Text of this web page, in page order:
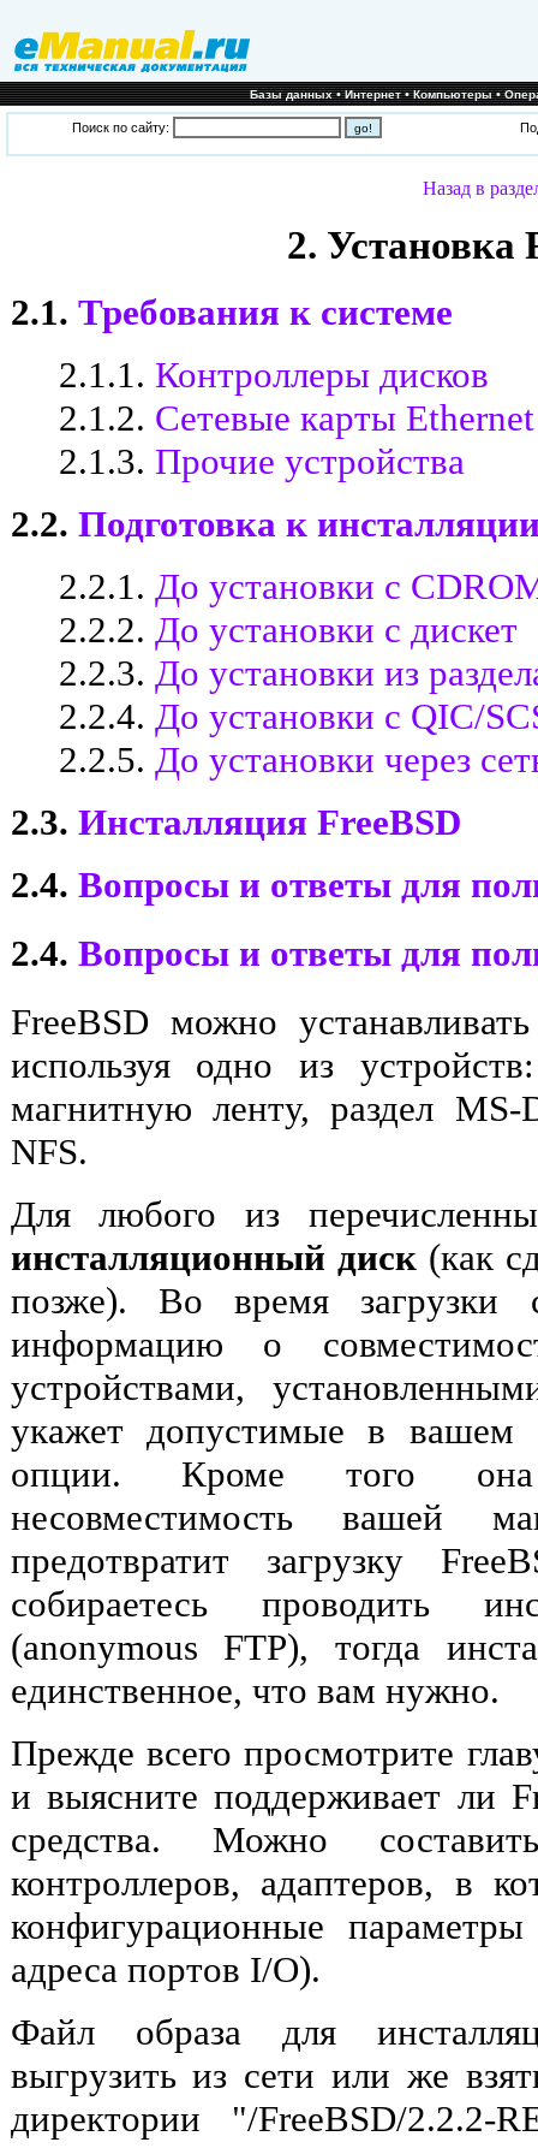
Базы данных•Интернет•Компьютеры•
Поиск по сайту:
Назад в
2. Установка
2.1. Требования к системе
2.1.1. Контроллеры дисков
2.1.2. Сетевые карты Ethernet
2.1.3. Прочие устройства
2.2. Подготовка к
2.2.1. До установки с
2.2.2. До установки с дискет
2.2.3. До установки из
2.2.4. До установки с QIC/
2.2.5. До установки через
2.3. Инсталляция FreeBSD
2.4. Вопросы и ответы для
2.4. Вопросы и ответы для
FreeBSD можно
используя одно из
магнитную ленту, раздел
NFS.
Для любого из
инсталляционный диск(как
позже). Во время загрузки
информацию о
устройствами,
укажет допустимые в вашем
опции. Кроме того она
несовместимость
предотвратит загрузку
собираетесь проводить
(anonymous FTP), тогда
единственное, что вам нужно.
Прежде всего просмотрите
и выясните поддерживает ли
средства. Можно
контроллеров, адаптеров, в
конфигурационные
адреса портов I/O).
Файл образа для
выгрузить из сети или же
директории "/FreeBSD/2.2.2-